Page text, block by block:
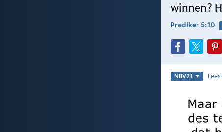
winnen?
Prediker 5:10
NBV21 Lees